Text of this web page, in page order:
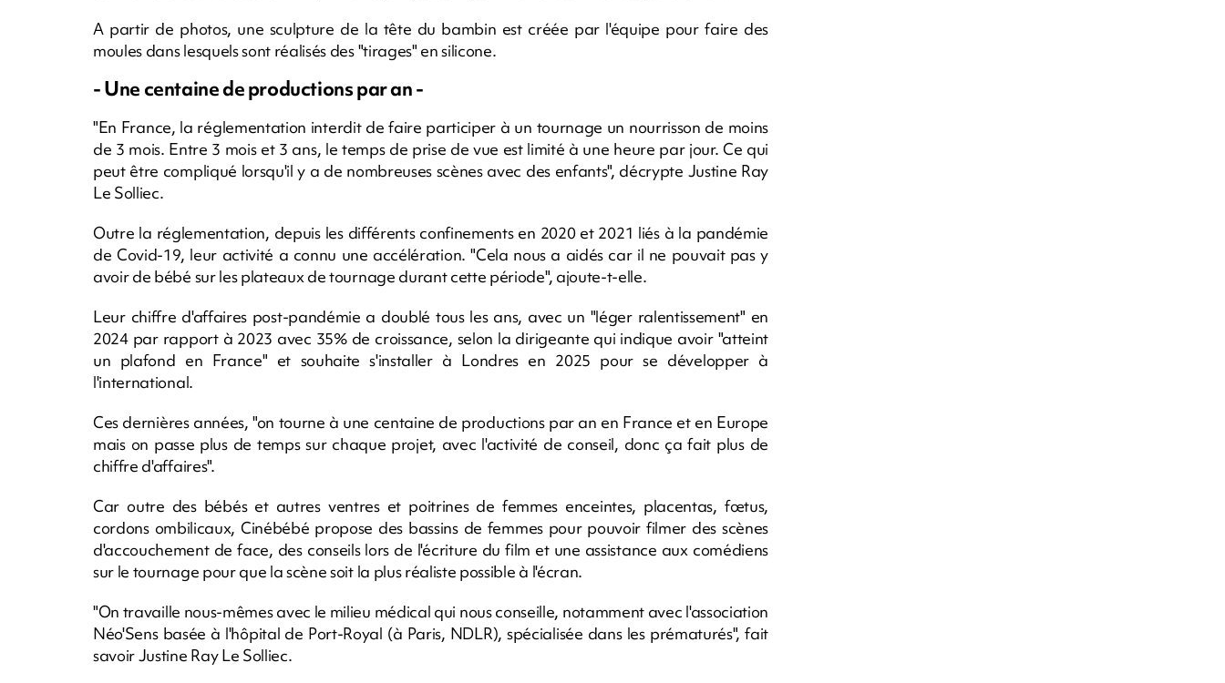
A partir de photos, une sculpture de la tête du bambin est créée par l'équipe pour faire des
moules dans lesquels sont réalisés des "tirages" en silicone.
- Une centaine de productions par an -
"En France, la réglementation interdit de faire participer à un tournage un nourrisson de moins
de 3 mois. Entre 3 mois et 3 ans, le temps de prise de vue est limité à une heure par jour. Ce qui
peut être compliqué lorsqu'il y a de nombreuses scènes avec des enfants", décrypte Justine Ray
Le Solliec.
Outre la réglementation, depuis les différents confinements en 2020 et 2021 liés à la pandémie
de Covid-19, leur activité a connu une accélération. "Cela nous a aidés car il ne pouvait pas y
avoir de bébé sur les plateaux de tournage durant cette période", ajoute-t-elle.
Leur chiffre d'affaires post-pandémie a doublé tous les ans, avec un "léger ralentissement" en
2024 par rapport à 2023 avec 35% de croissance, selon la dirigeante qui indique avoir "atteint
un plafond en France" et souhaite s'installer à Londres en 2025 pour se développer à
l'international.
Ces dernières années, "on tourne à une centaine de productions par an en France et en Europe
mais on passe plus de temps sur chaque projet, avec l'activité de conseil, donc ça fait plus de
chiffre d'affaires".
Car outre des bébés et autres ventres et poitrines de femmes enceintes, placentas, fœtus,
cordons ombilicaux, Cinébébé propose des bassins de femmes pour pouvoir filmer des scènes
d'accouchement de face, des conseils lors de l'écriture du film et une assistance aux comédiens
sur le tournage pour que la scène soit la plus réaliste possible à l'écran.
"On travaille nous-mêmes avec le milieu médical qui nous conseille, notamment avec l'association
Néo'Sens basée à l'hôpital de Port-Royal (à Paris, NDLR), spécialisée dans les prématurés", fait
savoir Justine Ray Le Solliec.